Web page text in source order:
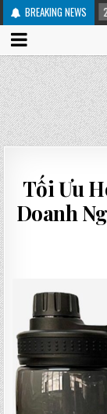
BREAKING NEWS
trị 2025-07-21
Tối Ưu
Doanh